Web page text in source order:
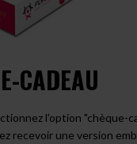
CADEAU
l'option "chèque-
recevoir une version